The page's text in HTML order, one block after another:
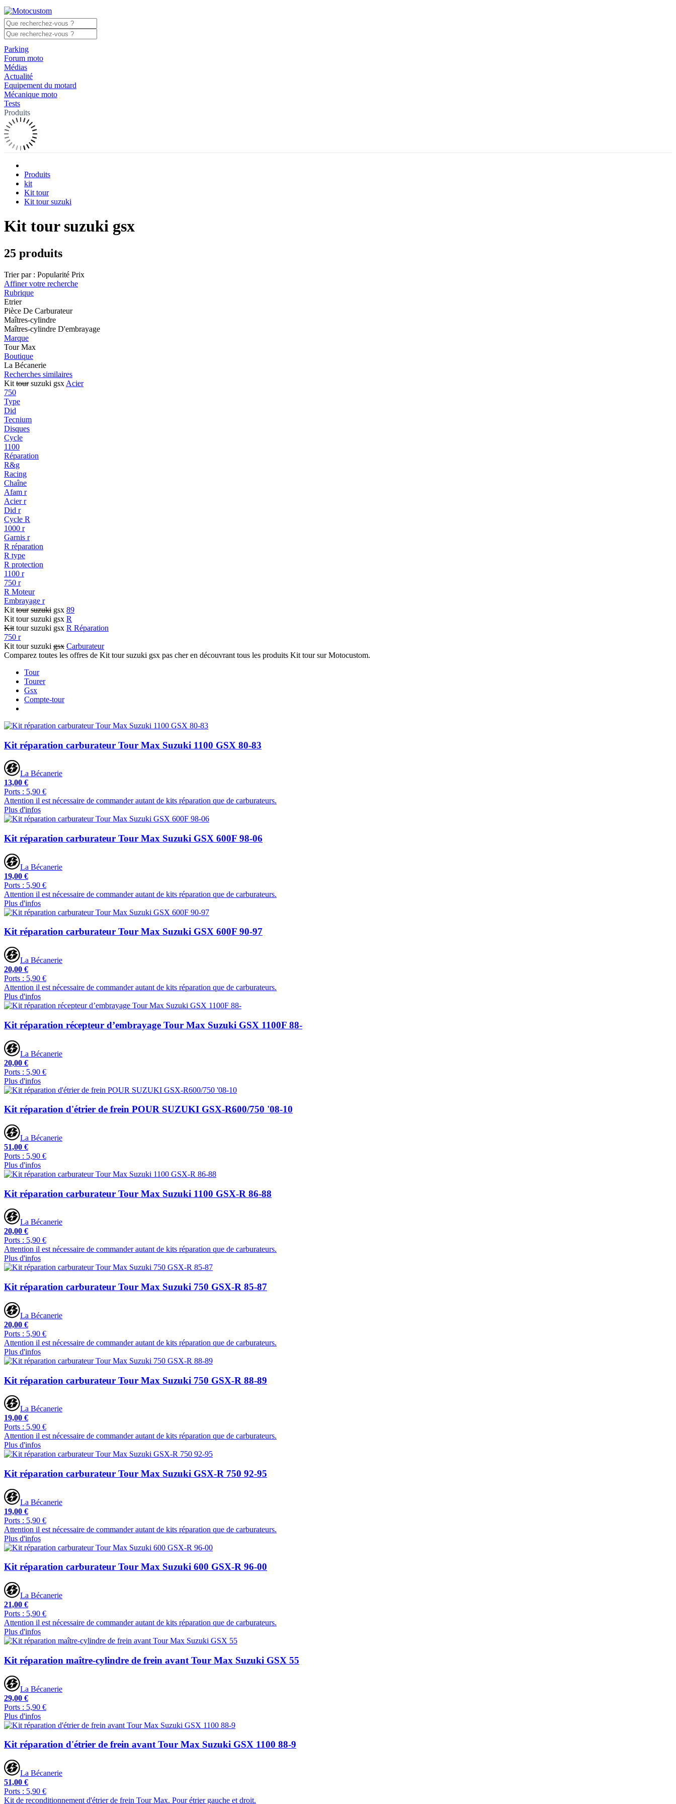
Parking
Forum moto
Médias
Actualité
Equipement du motard
Mécanique moto
Tests
Produits
Produits
kit
Kit tour
Kit tour suzuki
Kit tour suzuki gsx
25 produits
Trier par : Popularité Prix
Affiner votre recherche
Rubrique
Etrier
Pièce De Carburateur
Maîtres-cylindre
Maîtres-cylindre D'embrayage
Marque
Tour Max
Boutique
La Bécanerie
Recherches similaires
Kit toursuzuki gsx Acier
750
Type
Did
Tecnium
Disques
Cycle
1100
Réparation
R&g
Racing
Chaîne
Afam r
Acier r
Did r
Cycle R
1000 r
Garnis r
R réparation
R type
R protection
1100 r
750 r
R Moteur
Embrayage r
Kit tour suzuki gsx 89
Kit tour suzuki gsx R
Kit tour suzuki gsx R Réparation
750 r
Kit tour suzuki gsx Carburateur
Comparez toutes les offres de Kit tour suzuki gsx pas cher en découvrant tous les produits Kit tour sur Motocustom.
Tour
Tourer
Gsx
Compte-tour
Kit réparation carburateur Tour Max Suzuki 1100 GSX 80-83
La Bécanerie
13,00 €
Ports : 5,90 €
Attention il est nécessaire de commander autant de kits réparation que de carburateurs.
Plus d'infos
Kit réparation carburateur Tour Max Suzuki GSX 600F 98-06
La Bécanerie
19,00 €
Ports : 5,90 €
Attention il est nécessaire de commander autant de kits réparation que de carburateurs.
Plus d'infos
Kit réparation carburateur Tour Max Suzuki GSX 600F 90-97
La Bécanerie
20,00 €
Ports : 5,90 €
Attention il est nécessaire de commander autant de kits réparation que de carburateurs.
Plus d'infos
Kit réparation récepteur d’embrayage Tour Max Suzuki GSX 1100F 88-
La Bécanerie
20,00 €
Ports : 5,90 €
Plus d'infos
Kit réparation d'étrier de frein POUR SUZUKI GSX-R600/750 '08-10
La Bécanerie
51,00 €
Ports : 5,90 €
Plus d'infos
Kit réparation carburateur Tour Max Suzuki 1100 GSX-R 86-88
La Bécanerie
20,00 €
Ports : 5,90 €
Attention il est nécessaire de commander autant de kits réparation que de carburateurs.
Plus d'infos
Kit réparation carburateur Tour Max Suzuki 750 GSX-R 85-87
La Bécanerie
20,00 €
Ports : 5,90 €
Attention il est nécessaire de commander autant de kits réparation que de carburateurs.
Plus d'infos
Kit réparation carburateur Tour Max Suzuki 750 GSX-R 88-89
La Bécanerie
19,00 €
Ports : 5,90 €
Attention il est nécessaire de commander autant de kits réparation que de carburateurs.
Plus d'infos
Kit réparation carburateur Tour Max Suzuki GSX-R 750 92-95
La Bécanerie
19,00 €
Ports : 5,90 €
Attention il est nécessaire de commander autant de kits réparation que de carburateurs.
Plus d'infos
Kit réparation carburateur Tour Max Suzuki 600 GSX-R 96-00
La Bécanerie
21,00 €
Ports : 5,90 €
Attention il est nécessaire de commander autant de kits réparation que de carburateurs.
Plus d'infos
Kit réparation maître-cylindre de frein avant Tour Max Suzuki GSX 55
La Bécanerie
29,00 €
Ports : 5,90 €
Plus d'infos
Kit réparation d'étrier de frein avant Tour Max Suzuki GSX 1100 88-9
La Bécanerie
51,00 €
Ports : 5,90 €
Kit de reconditionnement d'étrier de frein Tour Max. Pour étrier gauche et droit.